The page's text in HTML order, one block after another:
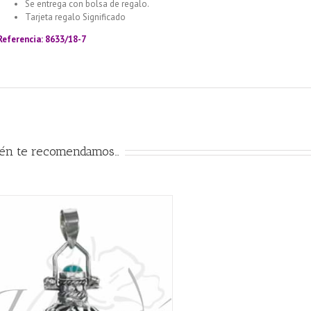
Se entrega con bolsa de regalo.
Tarjeta regalo Significado
8633/18-7
te recomendamos…